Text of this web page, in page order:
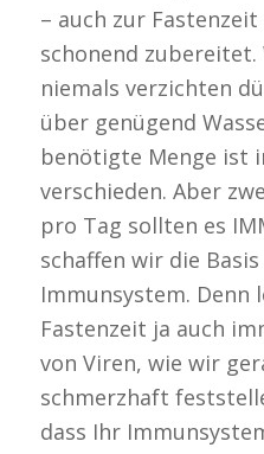
– auch zur
schonend
niemals verzichten
über genügend
benötigte Menge ist
verschieden. Aber
pro Tag sollten es
schaffen wir die
Immunsystem. Denn
Fastenzeit ja auch
von Viren, wie wir
schmerzhaft
dass Ihr